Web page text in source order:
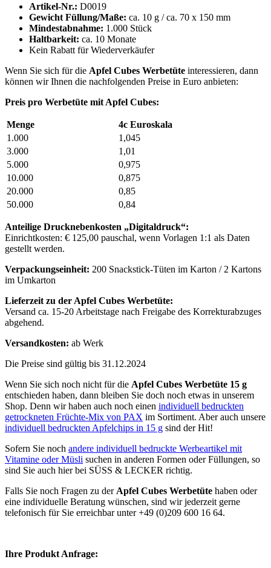
Artikel-Nr.: D0019
Gewicht Füllung/Maße: ca. 10 g / ca. 70 x 150 mm
Mindestabnahme: 1.000 Stück
Haltbarkeit: ca. 10 Monate
Kein Rabatt für Wiederverkäufer
Wenn Sie sich für die Apfel Cubes Werbetüte interessieren, dann
können wir Ihnen die nachfolgenden Preise in Euro anbieten:
Preis pro Werbetüte mit Apfel Cubes:
Menge
4c Euroskala
1.000
1,045
3.000
1,01
5.000
0,975
10.000
0,875
20.000
0,85
50.000
0,84
Anteilige Drucknebenkosten „Digitaldruck“:
Einrichtkosten: € 125,00 pauschal, wenn Vorlagen 1:1 als Daten
gestellt werden.
Verpackungseinheit: 200 Snackstick-Tüten im Karton / 2 Kartons
im Umkarton
Lieferzeit zu der Apfel Cubes Werbetüte:
Versand ca. 15-20 Arbeitstage nach Freigabe des Korrekturabzuges
abgehend.
Versandkosten: ab Werk
Die Preise sind gültig bis 31.12.2024
Wenn Sie sich noch nicht für die Apfel Cubes Werbetüte 15 g
entschieden haben, dann bleiben Sie doch noch etwas in unserem
Shop. Denn wir haben auch noch einen individuell bedruckten
getrockneten Früchte-Mix von PAX im Sortiment. Aber auch unsere
individuell bedruckten Apfelchips in 15 g sind der Hit!
Sofern Sie noch andere individuell bedruckte Werbeartikel mit
Vitamine oder Müsli suchen in anderen Formen oder Füllungen, so
sind Sie auch hier bei SÜSS & LECKER richtig.
Falls Sie noch Fragen zu der Apfel Cubes Werbetüte haben oder
eine individuelle Beratung wünschen, sind wir jederzeit gerne
telefonisch für Sie erreichbar unter +49 (0)209 600 16 64.
Ihre Produkt Anfrage: